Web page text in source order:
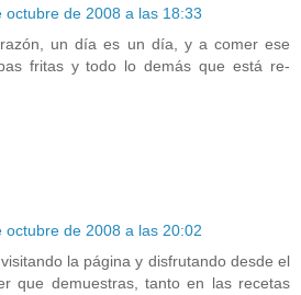
octubre de 2008 a las 18:33
un día es un día, y a comer ese
fritas y todo lo demás que está re-
octubre de 2008 a las 20:02
la página y disfrutando desde el
que demuestras, tanto en las recetas